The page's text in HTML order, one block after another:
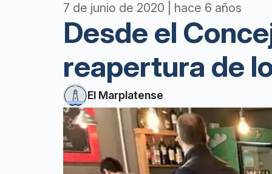
7 de junio de 2020 | hace 6 años
Desde el
reapertura de
El Marplatense